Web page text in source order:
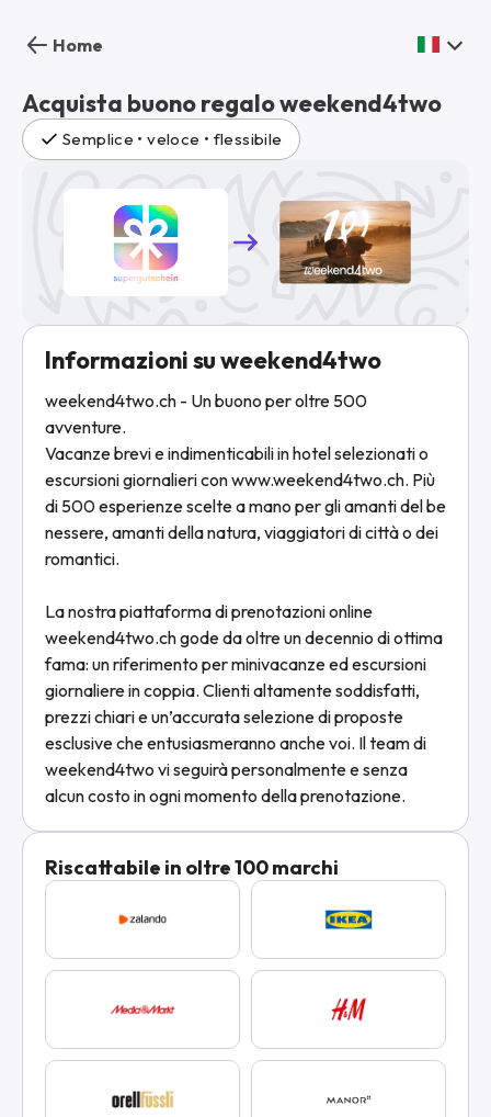
Home
Acquista buono regalo weekend4two
Semplice • veloce • flessibile
Informazioni su weekend4two
weekend4two.ch - Un buono per oltre 500
avventure.
Vacanze brevi e indimenticabili in hotel selezionati o
escursioni giornalieri con www.weekend4two.ch. Più
di 500 esperienze scelte a mano per gli amanti del be
nessere, amanti della natura, viaggiatori di città o dei
romantici.
La nostra piattaforma di prenotazioni online
weekend4two.ch gode da oltre un decennio di ottima
fama: un riferimento per minivacanze ed escursioni
giornaliere in coppia. Clienti altamente soddisfatti,
prezzi chiari e un’accurata selezione di proposte
esclusive che entusiasmeranno anche voi. Il team di
weekend4two vi seguirà personalmente e senza
alcun costo in ogni momento della prenotazione.
Riscattabile in oltre 100 marchi